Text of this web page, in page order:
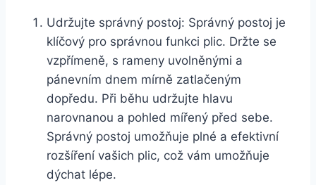
Udržujte správný postoj: Správný postoj je
klíčový pro správnou funkci plic. Držte se
vzpřímeně, s rameny uvolněnými a
pánevním dnem mírně zatlačeným
dopředu. Při běhu udržujte hlavu
narovnanou a pohled mířený před sebe.
Správný postoj umožňuje plné a efektivní
rozšíření vašich plic, což vám umožňuje
dýchat lépe.